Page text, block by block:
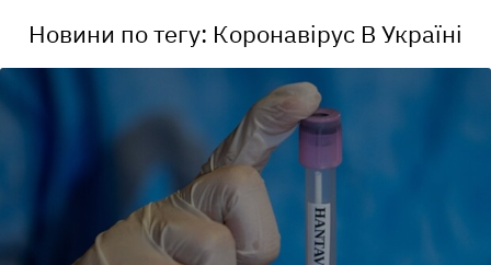
Новини по тегу: Коронавірус В Україні